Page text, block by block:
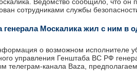
сотрудниками службы
генерала Москалика жил с ним в
о возможном исполнителе
управления Генштаба ВС РФ
телеграм-канала Baza,